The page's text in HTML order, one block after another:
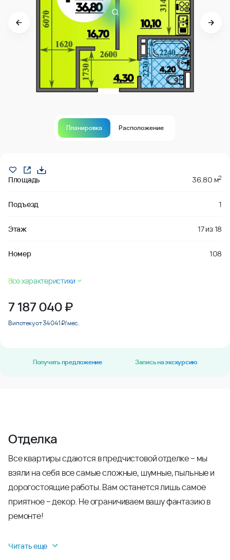
Планировка Расположение
Площадь 36.80 м2
Подъезд 1
Этаж 17из18
Номер 108
Все характеристики
7 187 040₽
В ипотеку от 34 041 ₽/мес.
Получить предложение Запись на экскурсию
Отделка
Все квартиры сдаются в предчистовой отделке – мы
взяли на себя все самые сложные, шумные, пыльные и
дорогостоящие работы. Вам останется лишь самое
приятное – декор. Не ограничиваем вашу фантазию в
ремонте!
Читать еще